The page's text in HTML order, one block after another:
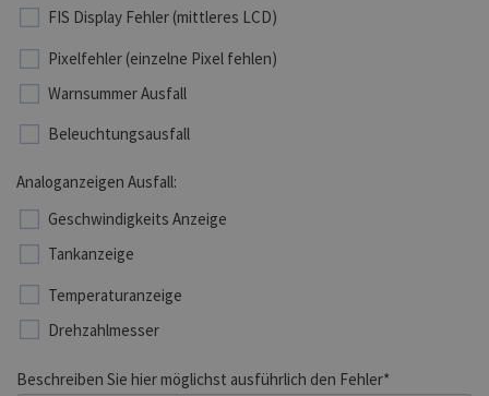
FIS Display Fehler (mittleres LCD)
Pixelfehler (einzelne Pixel fehlen)
Warnsummer Ausfall
Beleuchtungsausfall
Analoganzeigen Ausfall:
Geschwindigkeits Anzeige
Tankanzeige
Temperaturanzeige
Drehzahlmesser
Beschreiben Sie hier möglichst ausführlich den Fehler*